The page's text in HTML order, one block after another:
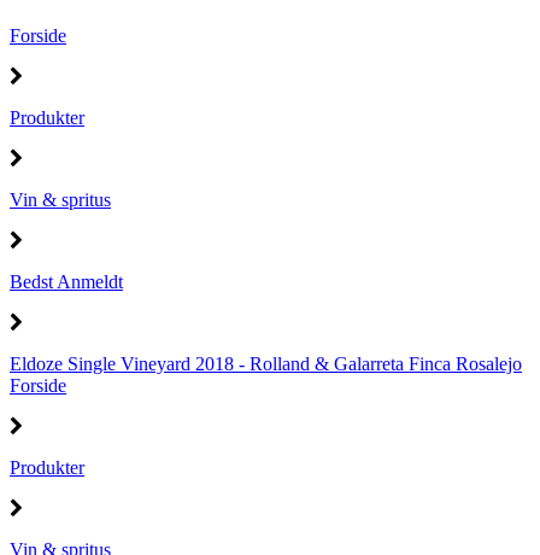
Forside
Produkter
Vin & spritus
Bedst Anmeldt
Eldoze Single Vineyard 2018 - Rolland & Galarreta Finca Rosalejo
Forside
Produkter
Vin & spritus